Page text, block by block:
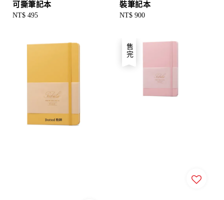
可撕筆記本
Regular
NT$ 495
裝筆記本
Regular
NT$ 900
售完